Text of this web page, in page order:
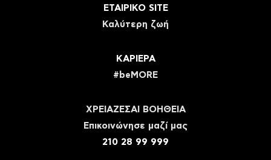
ΕΤΑΙΡΙΚΟ SITE
Καλύτερη ζωή
ΚΑΡΙΕΡΑ
#beMORE
ΧΡΕΙΑΖΕΣΑΙ ΒΟΗΘΕΙΑ
Eπικοινώνησε μαζί μας
210 28 99 999